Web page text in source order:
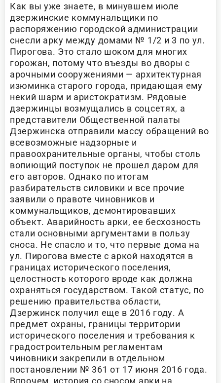
Как вы уже знаете, в минувшем июле
дзержинские коммунальщики по
распоряжению городской администрации
снесли арку между домами № 1/2 и 3 по ул.
Пирогова. Это стало шоком для многих
горожан, потому что въезды во дворы с
арочными сооружениями — архитектурная
изюминка старого города, придающая ему
некий шарм и аристократизм. Рядовые
дзержинцы возмущались в соцсетях, а
представители Общественной палаты
Дзержинска отправили массу обращений во
всевозможные надзорные и
правоохранительные органы, чтобы столь
вопиющий поступок не прошел даром для
его авторов. Однако по итогам
разбирательств силовики и все прочие
заявили о правоте чиновников и
коммунальщиков, демонтировавших
объект. Аварийность арки, ее бесхозность
стали основными аргументами в пользу
сноса. Не спасло и то, что первые дома на
ул. Пирогова вместе с аркой находятся в
границах исторического поселения,
целостность которого вроде как должна
охраняться государством. Такой статус, по
решению правительства области,
Дзержинск получил еще в 2016 году. А
предмет охраны, границы территории
исторического поселения и требования к
градостроительным регламентам
чиновники закрепили в отдельном
постановлении № 361 от 17 июня 2016 года.
Впрочем, история со сносом арки на